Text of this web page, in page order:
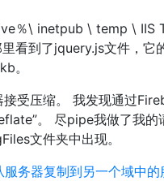
％\ inetpub \ temp \ IIS
看到了jquery.js文件，它
。
受压缩。 我发现通过
。 尽pipe我做了我
文件夹中出现。
务器复制到另一个域中的